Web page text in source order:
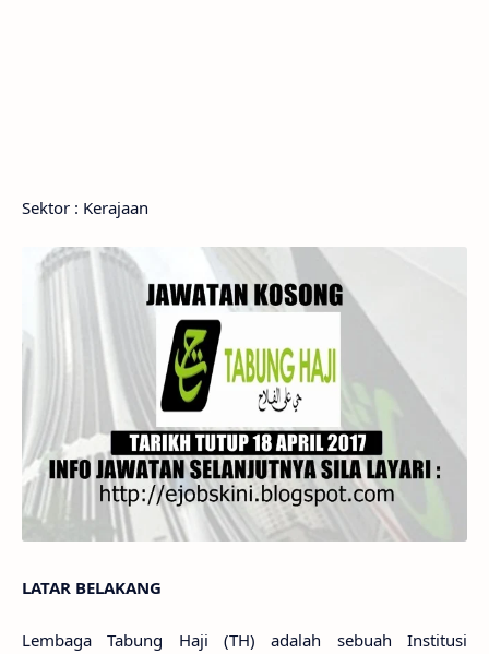
Sektor : Kerajaan
LATAR BELAKANG
Lembaga Tabung Haji (TH) adalah sebuah Institusi